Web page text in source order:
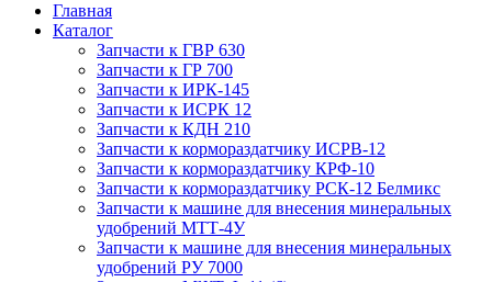
Главная
Каталог
Запчасти к ГВР 630
Запчасти к ГР 700
Запчасти к ИРК-145
Запчасти к ИСРК 12
Запчасти к КДН 210
Запчасти к кормораздатчику ИСРВ-12
Запчасти к кормораздатчику КРФ-10
Запчасти к кормораздатчику РСК-12 Белмикс
Запчасти к машине для внесения минеральных
удобрений МТТ-4У
Запчасти к машине для внесения минеральных
удобрений РУ 7000